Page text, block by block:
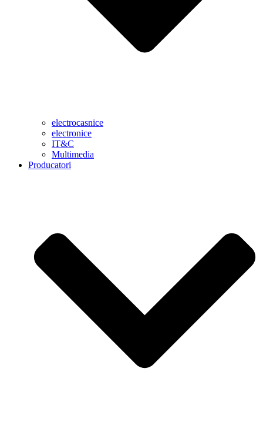
electrocasnice
electronice
IT&C
Multimedia
Producatori